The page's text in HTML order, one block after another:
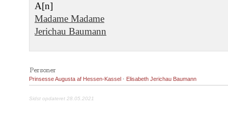
A[n]
Madame Madame
Jerichau Baumann
Personer
Prinsesse Augusta af Hessen-Kassel · Elisabeth Jerichau Baumann
Sidst opdateret 28.05.2021